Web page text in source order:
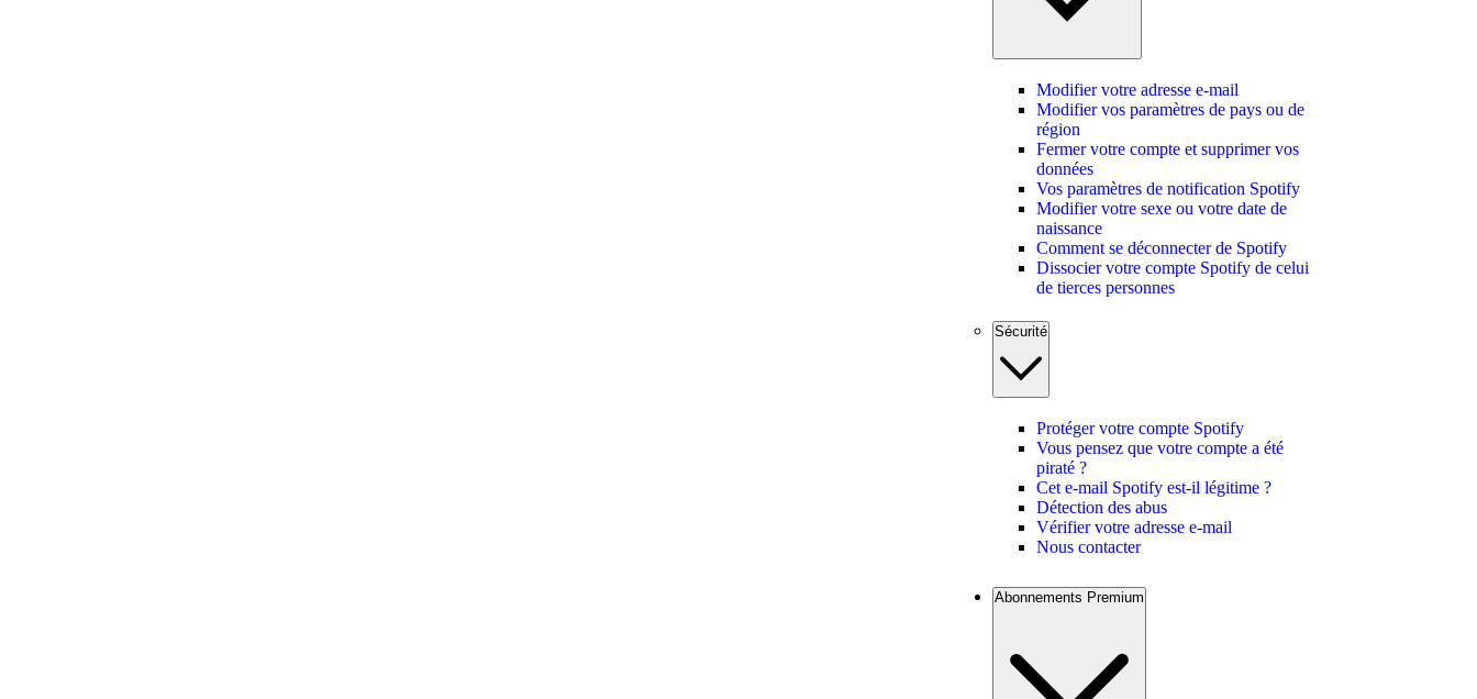
Modifier votre adresse e-mail
Modifier vos paramètres de pays ou de
région
Fermer votre compte et supprimer vos
données
Vos paramètres de notification Spotify
Modifier votre sexe ou votre date de
naissance
Comment se déconnecter de Spotify
Dissocier votre compte Spotify de celui
de tierces personnes
Sécurité
Protéger votre compte Spotify
Vous pensez que votre compte a été
piraté ?
Cet e-mail Spotify est-il légitime ?
Détection des abus
Vérifier votre adresse e-mail
Nous contacter
Abonnements Premium